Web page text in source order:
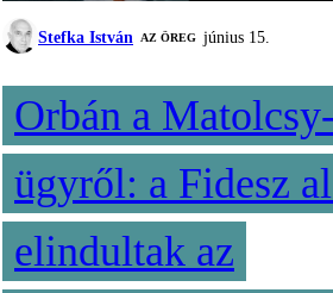
Stefka István AZ ÖREG június 15.
Orbán a
ügyről: a Fidesz
elindultak az